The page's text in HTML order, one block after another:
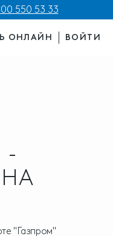
550 53 33
ОНЛАЙН ВОЙТИ
-
"Газпром"